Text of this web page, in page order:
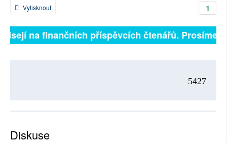
1
Vytisknout
na finančních příspěvcích čtenářů. Prosíme,
5427
Diskuse